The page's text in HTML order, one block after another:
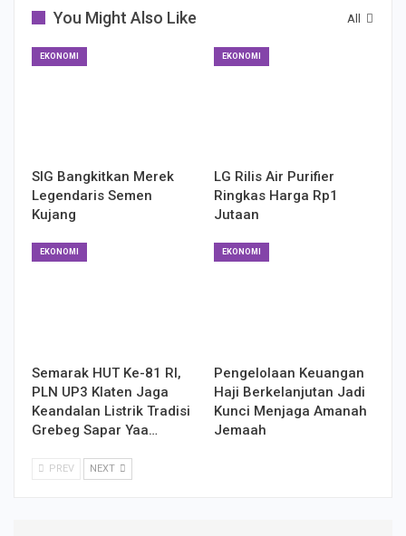
All
You Might Also Like
EKONOMI
SIG Bangkitkan Merek
Legendaris Semen
Kujang
EKONOMI
LG Rilis Air Purifier
Ringkas Harga Rp1
Jutaan
EKONOMI
Semarak HUT Ke-81 RI,
PLN UP3 Klaten Jaga
Keandalan Listrik Tradisi
Grebeg Sapar Yaa…
EKONOMI
Pengelolaan Keuangan
Haji Berkelanjutan Jadi
Kunci Menjaga Amanah
Jemaah
PREV NEXT